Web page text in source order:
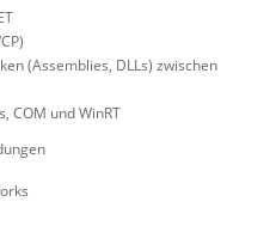
(Assemblies, DLLs) zwischen
COM und WinRT